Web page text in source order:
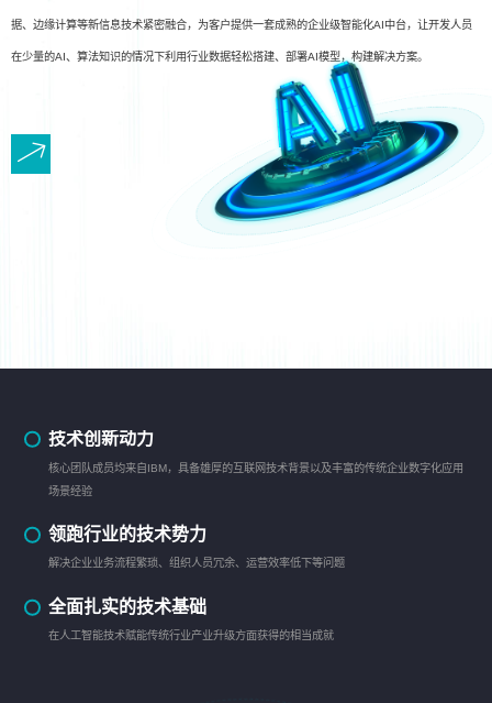
据、边缘计算等新信息技术紧密融合，为客户提供一套成熟的企业级智能化AI中台，让开发人员
在少量的AI、算法知识的情况下利用行业数据轻松搭建、部署AI模型，构建解决方案。
技术创新动力
核心团队成员均来自IBM，具备雄厚的互联网技术背景以及丰富的传统企业数字化应用
场景经验
领跑行业的技术势力
解决企业业务流程繁琐、组织人员冗余、运营效率低下等问题
全面扎实的技术基础
在人工智能技术赋能传统行业产业升级方面获得的相当成就